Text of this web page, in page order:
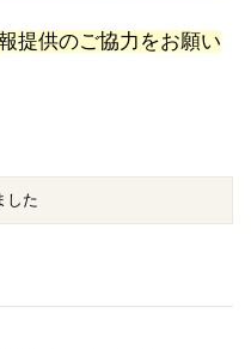
提供のご協力をお願い
した